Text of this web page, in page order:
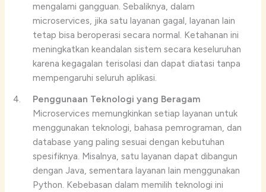
mengalami gangguan. Sebaliknya, dalam
microservices, jika satu layanan gagal, layanan lain
tetap bisa beroperasi secara normal. Ketahanan ini
meningkatkan keandalan sistem secara keseluruhan
karena kegagalan terisolasi dan dapat diatasi tanpa
mempengaruhi seluruh aplikasi.
Penggunaan Teknologi yang Beragam
Microservices memungkinkan setiap layanan untuk
menggunakan teknologi, bahasa pemrograman, dan
database yang paling sesuai dengan kebutuhan
spesifiknya. Misalnya, satu layanan dapat dibangun
dengan Java, sementara layanan lain menggunakan
Python. Kebebasan dalam memilih teknologi ini